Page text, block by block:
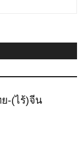
-(ไร้)จีน